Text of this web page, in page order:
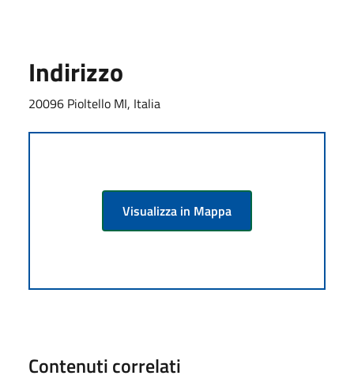
Indirizzo
20096 Pioltello MI, Italia
Visualizza in Mappa
Contenuti correlati